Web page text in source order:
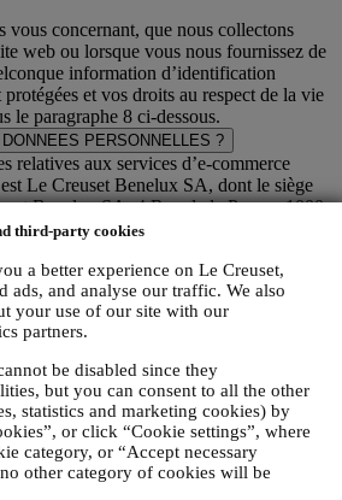
third-party cookies
a better experience on Le Creuset,
ads, and analyse our traffic. We also
your use of our site with our
partners.
be disabled since they
but you can consent to all the other
statistics and marketing cookies) by
or click “Cookie settings”, where
category, or “Accept necessary
other category of cookies will be
vous concernant, que nous collectons
web ou lorsque vous nous fournissez de
information d’identification
et vos droits au respect de la vie
le paragraphe 8 ci-dessous.
PERSONNELLES ?
relatives aux services d’e-commerce
Le Creuset Benelux SA, dont le siège
Benelux SA, 4 Rue de la Presse, 1000
de la base de données des
Le Creuset. Celle-ci est gérée
BENELUX et Group AG, dont le
4, 6340 Baar, en Suisse. Son
sont situés Paseo de Gracia 9 2º,
L’accord de responsabilité conjointe
Group AG la responsabilité de la stratégie
client personnalisée ; (b) aux
le bénéfice et l’implantation de cette
de développer des initiatives